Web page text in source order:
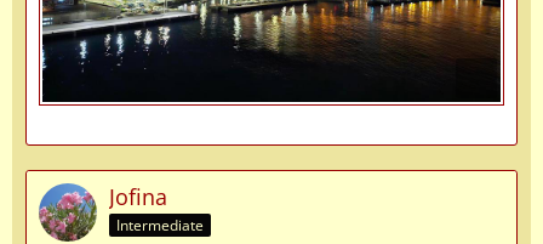
Jofina
Intermediate